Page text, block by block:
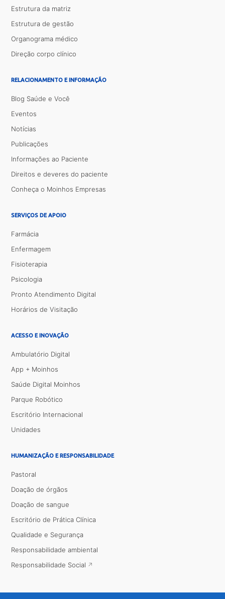
Estrutura da matriz
Estrutura de gestão
Organograma médico
Direção corpo clínico
RELACIONAMENTO E INFORMAÇÃO
Blog Saúde e Você
Eventos
Notícias
Publicações
Informações ao Paciente
Direitos e deveres do paciente
Conheça o Moinhos Empresas
SERVIÇOS DE APOIO
Farmácia
Enfermagem
Fisioterapia
Psicologia
Pronto Atendimento Digital
Horários de Visitação
ACESSO E INOVAÇÃO
Ambulatório Digital
App + Moinhos
Saúde Digital Moinhos
Parque Robótico
Escritório Internacional
Unidades
HUMANIZAÇÃO E RESPONSABILIDADE
Pastoral
Doação de órgãos
Doação de sangue
Escritório de Prática Clínica
Qualidade e Segurança
Responsabilidade ambiental
Responsabilidade Social